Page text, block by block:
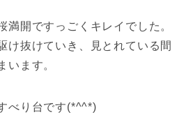
満開ですっごくキレイでした。
け抜けていき、見とれている間
います。
べり台です(*^^*)